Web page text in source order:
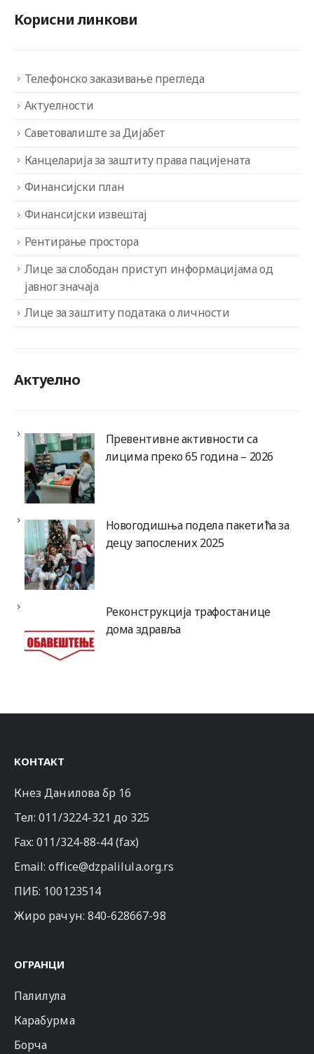
Корисни линкови
Телефонско заказивање прегледа
Актуелности
Саветовалиште за Дијабет
Канцеларија за заштиту права пацијената
Финансијски план
Финансијски извештај
Рентирање простора
Лице за слободан приступ информацијама од
јавног значаја
Лице за заштиту података о личности
Актуелно
Превентивне активности са
лицима преко 65 година – 2026
Новогодишња подела пакетића за
децу запослених 2025
Реконструкција трафостанице
дома здравља
КОНТАКТ
Кнез Данилова бр 16
Тел:011/3224-321 до 325
Fax: 011/324-88-44 (fax)
Email:office@dzpalilula.org.rs
ПИБ: 100123514
Жиро рачун: 840-628667-98
ОГРАНЦИ
Палилула
Карабурма
Борча